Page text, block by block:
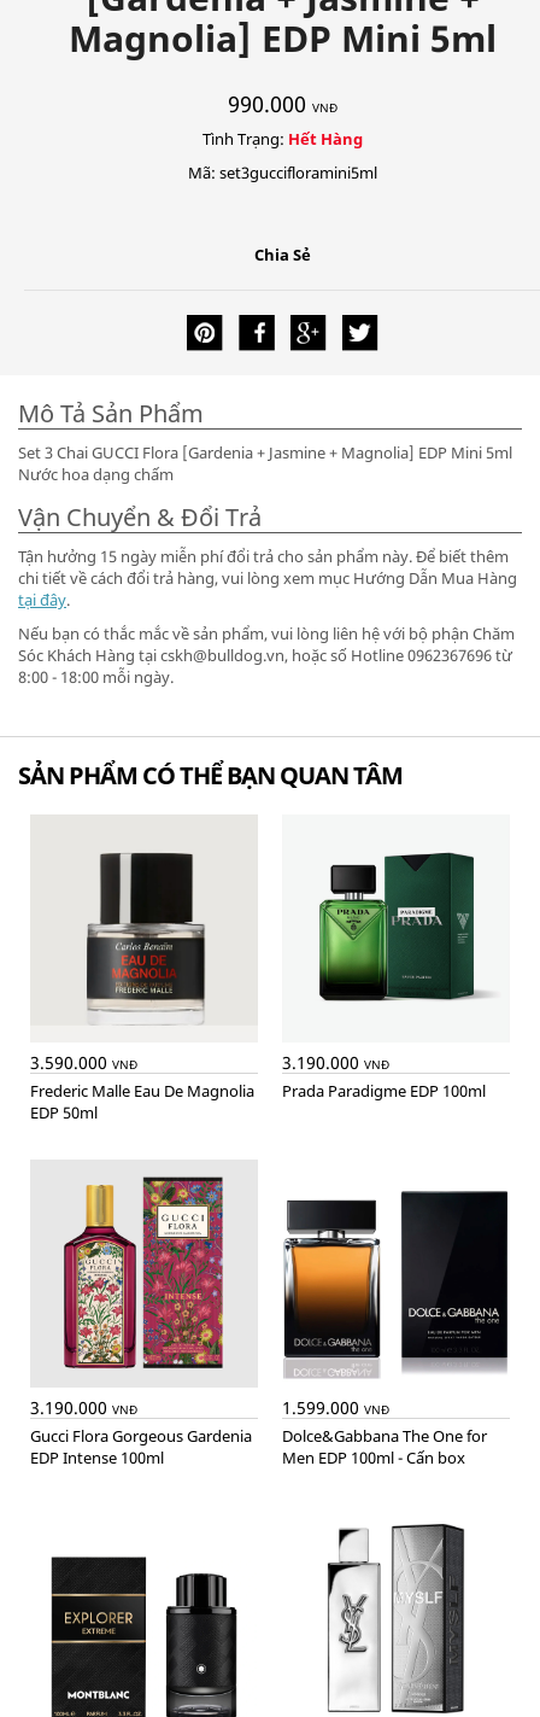
Magnolia] EDP Mini 5ml
990.000 VNĐ
Tình Trạng: Hết Hàng
Mã: set3guccifloramini5ml
Chia Sẻ
Mô Tả Sản Phẩm
Set 3 Chai GUCCI Flora [Gardenia + Jasmine + Magnolia] EDP Mini 5ml
Nước hoa dạng chấm
Vận Chuyển & Đổi Trả
Tận hưởng 15 ngày miễn phí đổi trả cho sản phẩm này. Để biết thêm
chi tiết về cách đổi trả hàng, vui lòng xem mục Hướng Dẫn Mua Hàng
tại đây.
Nếu bạn có thắc mắc về sản phẩm, vui lòng liên hệ với bộ phận Chăm
Sóc Khách Hàng tại cskh@bulldog.vn, hoặc số Hotline 0962367696 từ
8:00 - 18:00 mỗi ngày.
SẢN PHẨM CÓ THỂ BẠN QUAN TÂM
3.590.000 VNĐ
Frederic Malle Eau De Magnolia
EDP 50ml
3.190.000 VNĐ
Prada Paradigme EDP 100ml
3.190.000 VNĐ
Gucci Flora Gorgeous Gardenia
EDP Intense 100ml
1.599.000 VNĐ
Dolce&Gabbana The One for
Men EDP 100ml - Cấn box